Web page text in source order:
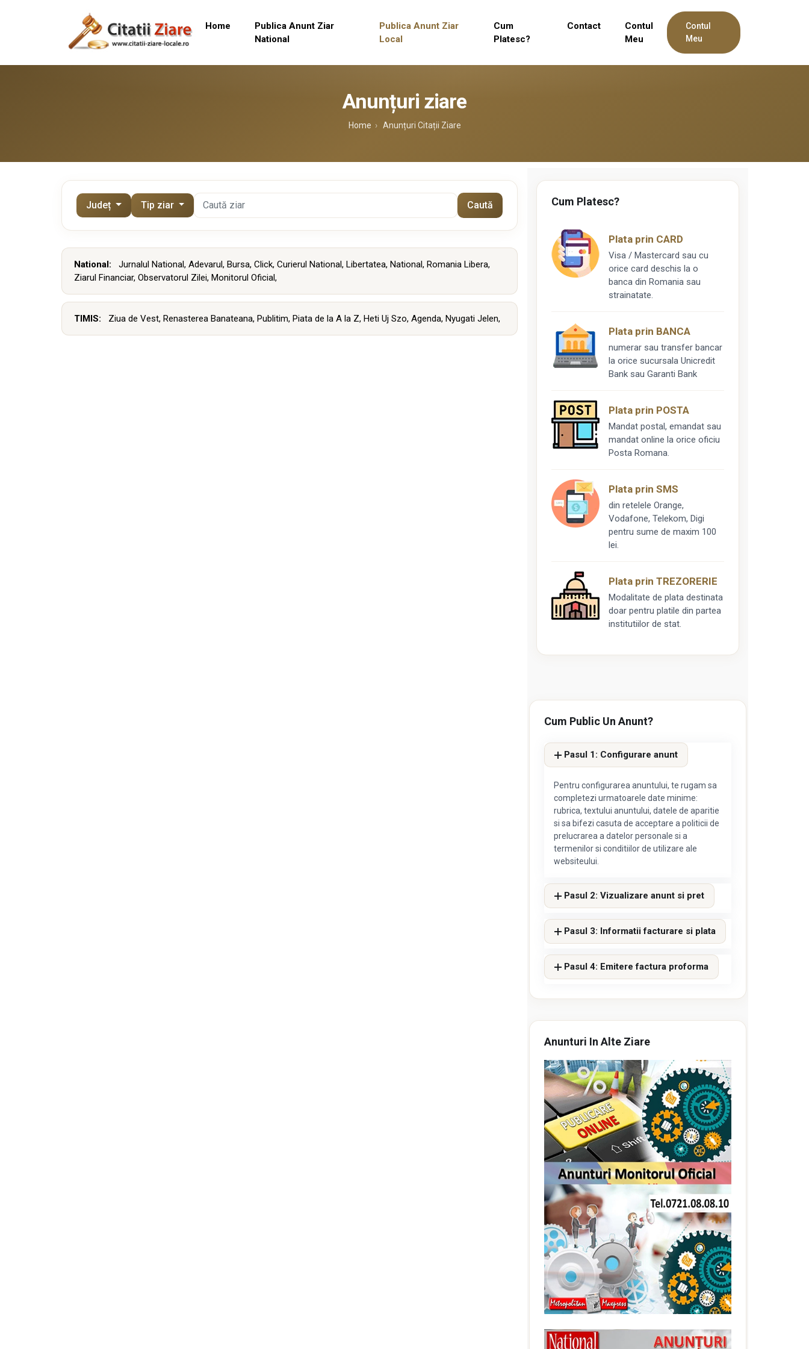
Home
Publica Anunt Ziar
National
Publica Anunt Ziar
Local
Cum
Platesc?
Contact
Contul
Meu
Contul
Meu
Anunțuri ziare
Home › Anunțuri Citații Ziare
Județ Tip ziar Caută
National: Jurnalul National, Adevarul, Bursa, Click, Curierul National, Libertatea, National, Romania Libera,
Ziarul Financiar, Observatorul Zilei, Monitorul Oficial,
TIMIS: Ziua de Vest, Renasterea Banateana, Publitim, Piata de la A la Z, Heti Uj Szo, Agenda, Nyugati Jelen,
Cum Platesc?
Plata prin CARD
Visa / Mastercard sau cu
orice card deschis la o
banca din Romania sau
strainatate.
Plata prin BANCA
numerar sau transfer bancar
la orice sucursala Unicredit
Bank sau Garanti Bank
Plata prin POSTA
Mandat postal, emandat sau
mandat online la orice oficiu
Posta Romana.
Plata prin SMS
din retelele Orange,
Vodafone, Telekom, Digi
pentru sume de maxim 100
lei.
Plata prin TREZORERIE
Modalitate de plata destinata
doar pentru platile din partea
institutiilor de stat.
Cum Public Un Anunt?
Pasul 1: Configurare anunt
Pentru configurarea anuntului, te rugam sa
completezi urmatoarele date minime:
rubrica, textului anuntului, datele de aparitie
si sa bifezi casuta de acceptare a politicii de
prelucrarea a datelor personale si a
termenilor si conditiilor de utilizare ale
websiteului.
Pasul 2: Vizualizare anunt si pret
Pasul 3: Informatii facturare si plata
Pasul 4: Emitere factura proforma
Anunturi In Alte Ziare